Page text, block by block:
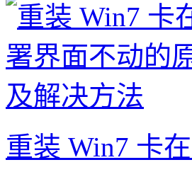
重装 Win7 卡